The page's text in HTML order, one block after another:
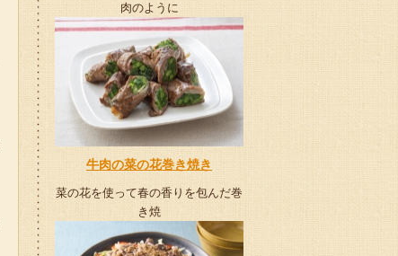
肉のように
牛肉の菜の花巻き焼き
菜の花を使って春の香りを包んだ巻
き焼